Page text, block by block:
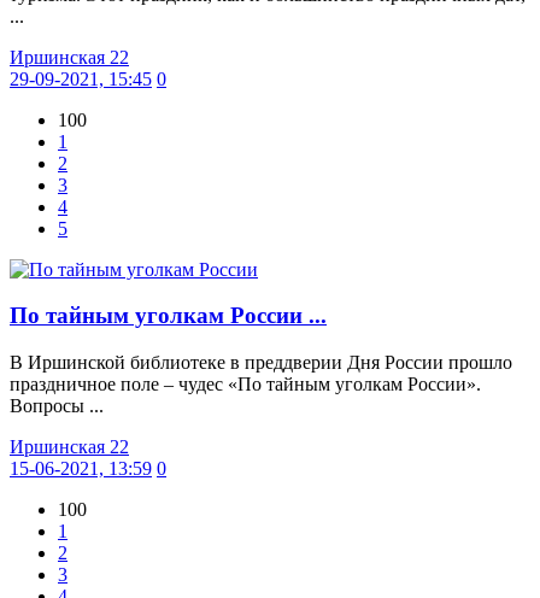
...
Иршинская 22
29-09-2021, 15:45 0
100
1
2
3
4
5
По тайным уголкам России ...
В Иршинской библиотеке в преддверии Дня России прошло
праздничное поле – чудес «По тайным уголкам России».
Вопросы ...
Иршинская 22
15-06-2021, 13:59 0
100
1
2
3